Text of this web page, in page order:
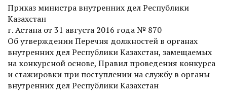
Приказ министра внутренних дел Респуб­лики
Казахстан
г. Астана от 31 августа 2016 года № 870
Об утверждении Перечня должностей в органах
внутренних дел Респуб­лики Казахстан, замещаемых
на конкурсной основе, Правил проведения конкурса
и стажировки при поступлении на службу в органы
внутренних дел Респуб­лики Казахстан